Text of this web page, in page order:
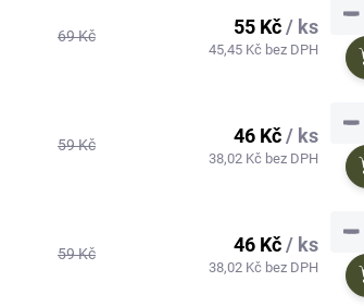
69 Kč 55 Kč/ ks
45,45 Kč bez DPH
−
59 Kč 46 Kč/ ks
38,02 Kč bez DPH
−
59 Kč 46 Kč/ ks
38,02 Kč bez DPH
−